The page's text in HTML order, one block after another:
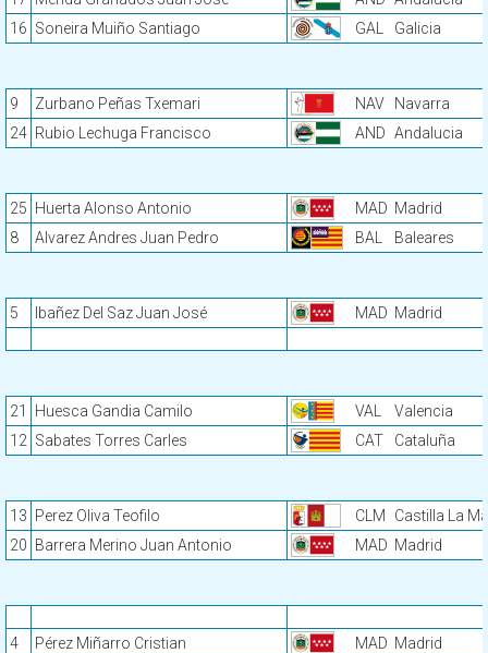
16 Soneira Muiño Santiago GAL Galicia
9 Zurbano Peñas Txemari NAV
Navarra
24 Rubio Lechuga Francisco AND Andalucia
25 Huerta Alonso Antonio MAD Madrid
8
Alvarez Andres Juan Pedro BAL Baleares
5 Ibañez Del Saz Juan José MAD Madrid
21 Huesca Gandia Camilo VAL
Valencia
12 Sabates Torres Carles CAT Cataluña
13 Perez Oliva Teofilo CLM
Castilla La
20 Barrera Merino Juan Antonio MAD Madrid
4 Pérez Miñarro Cristian MAD Madrid